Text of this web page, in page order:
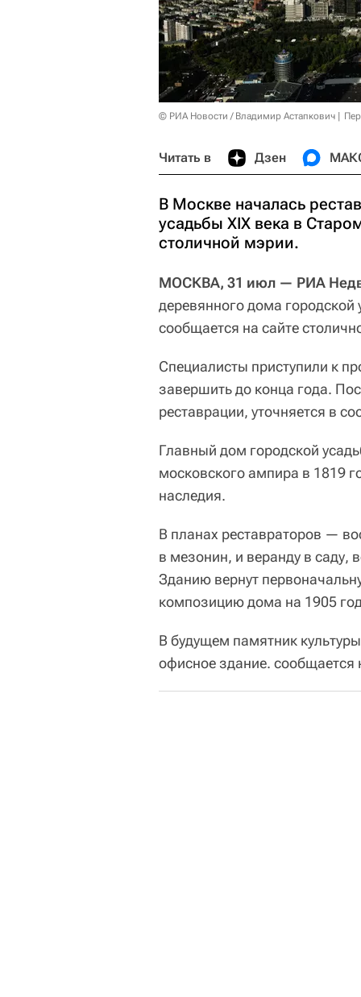
© РИА Новости / Владимир Астапкович
Читать в Дзен
В Москве началась
усадьбы XIX века в
столичной мэрии.
МОСКВА, 31 июл — РИА
деревянного дома городской
сообщается на сайте
Специалисты приступили к
завершить до конца года.
реставрации, уточняется в
Главный дом городской
московского ампира в 1819
наследия.
В планах реставраторов —
в мезонин, и веранду в саду,
Зданию вернут
композицию дома на 1905
В будущем памятник
офисное здание. сообщается